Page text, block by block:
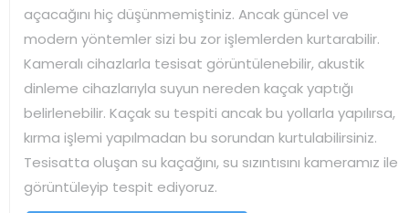
açacağını hiç düşünmemiştiniz. Ancak güncel ve
modern yöntemler sizi bu zor işlemlerden kurtarabilir.
Kameralı cihazlarla tesisat görüntülenebilir, akustik
dinleme cihazlarıyla suyun nereden kaçak yaptığı
belirlenebilir. Kaçak su tespiti ancak bu yollarla yapılırsa,
kırma işlemi yapılmadan bu sorundan kurtulabilirsiniz.
Tesisatta oluşan su kaçağını, su sızıntısını kameramız ile
görüntüleyip tespit ediyoruz.